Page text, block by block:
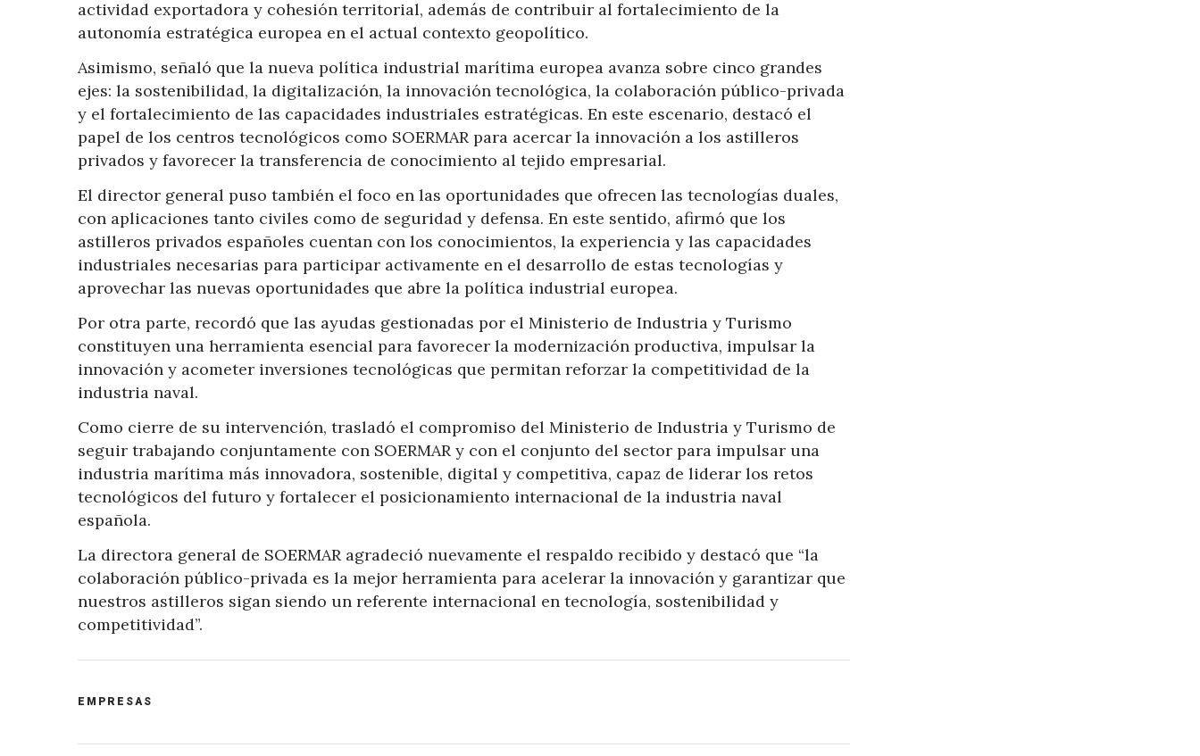
actividad exportadora y cohesión territorial, además de contribuir al fortalecimiento de la
autonomía estratégica europea en el actual contexto geopolítico.
Asimismo, señaló que la nueva política industrial marítima europea avanza sobre cinco grandes
ejes: la sostenibilidad, la digitalización, la innovación tecnológica, la colaboración público-privada
y el fortalecimiento de las capacidades industriales estratégicas. En este escenario, destacó el
papel de los centros tecnológicos como SOERMAR para acercar la innovación a los astilleros
privados y favorecer la transferencia de conocimiento al tejido empresarial.
El director general puso también el foco en las oportunidades que ofrecen las tecnologías duales,
con aplicaciones tanto civiles como de seguridad y defensa. En este sentido, afirmó que los
astilleros privados españoles cuentan con los conocimientos, la experiencia y las capacidades
industriales necesarias para participar activamente en el desarrollo de estas tecnologías y
aprovechar las nuevas oportunidades que abre la política industrial europea.
Por otra parte, recordó que las ayudas gestionadas por el Ministerio de Industria y Turismo
constituyen una herramienta esencial para favorecer la modernización productiva, impulsar la
innovación y acometer inversiones tecnológicas que permitan reforzar la competitividad de la
industria naval.
Como cierre de su intervención, trasladó el compromiso del Ministerio de Industria y Turismo de
seguir trabajando conjuntamente con SOERMAR y con el conjunto del sector para impulsar una
industria marítima más innovadora, sostenible, digital y competitiva, capaz de liderar los retos
tecnológicos del futuro y fortalecer el posicionamiento internacional de la industria naval
española.
La directora general de SOERMAR agradeció nuevamente el respaldo recibido y destacó que “la
colaboración público-privada es la mejor herramienta para acelerar la innovación y garantizar que
nuestros astilleros sigan siendo un referente internacional en tecnología, sostenibilidad y
competitividad”.
POST
EMPRESAS